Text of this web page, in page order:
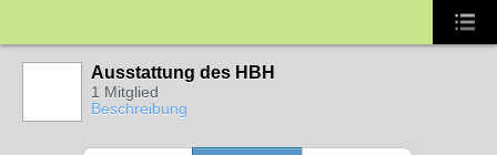
Ausstattung des HBH
1 Mitglied
Beschreibung